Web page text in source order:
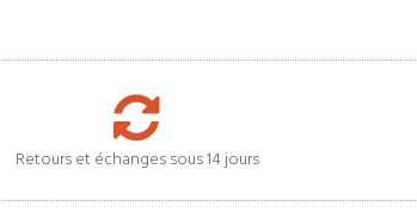
Retours et échanges sous 14 jours